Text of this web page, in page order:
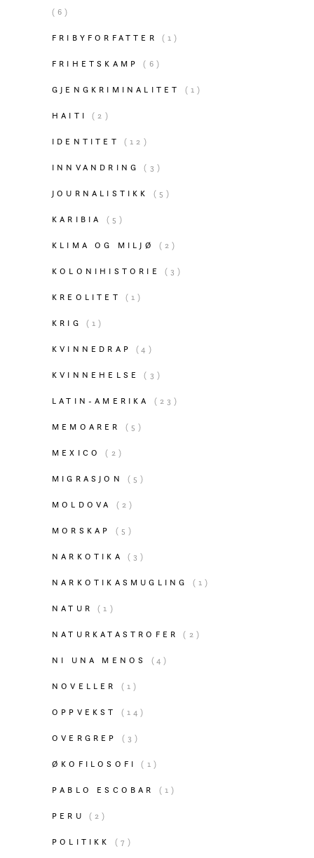
(6)
FRIBYFORFATTER (1)
FRIHETSKAMP (6)
GJENGKRIMINALITET (1)
HAITI (2)
IDENTITET (12)
INNVANDRING (3)
JOURNALISTIKK (5)
KARIBIA (5)
KLIMA OG MILJØ (2)
KOLONIHISTORIE (3)
KREOLITET (1)
KRIG (1)
KVINNEDRAP (4)
KVINNEHELSE (3)
LATIN-AMERIKA (23)
MEMOARER (5)
MEXICO (2)
MIGRASJON (5)
MOLDOVA (2)
MORSKAP (5)
NARKOTIKA (3)
NARKOTIKASMUGLING (1)
NATUR (1)
NATURKATASTROFER (2)
NI UNA MENOS (4)
NOVELLER (1)
OPPVEKST (14)
OVERGREP (3)
ØKOFILOSOFI (1)
PABLO ESCOBAR (1)
PERU (2)
POLITIKK (7)